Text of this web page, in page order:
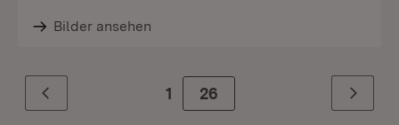
Bilder ansehen
Zurück 1 Zur Seite
26 Weiter